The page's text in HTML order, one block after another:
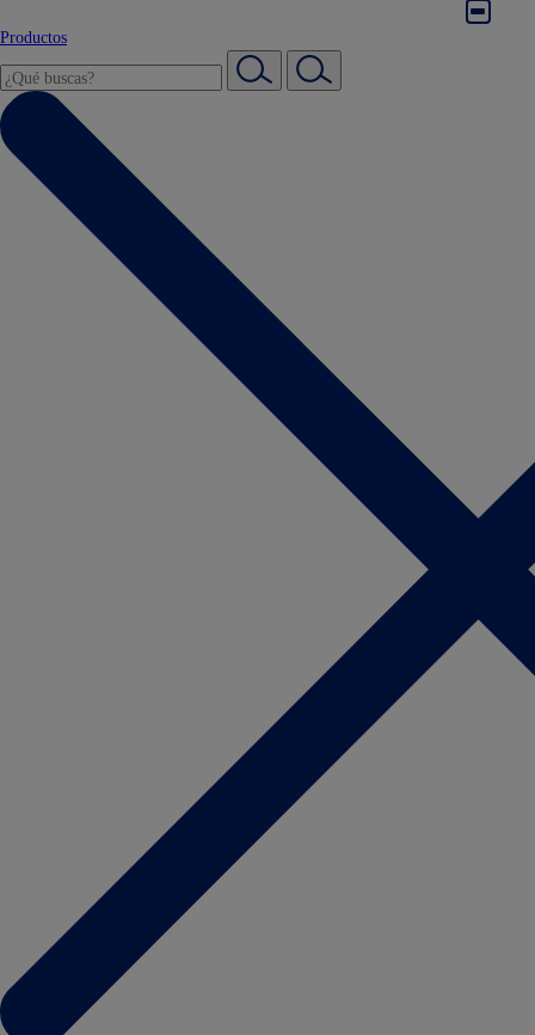
Productos